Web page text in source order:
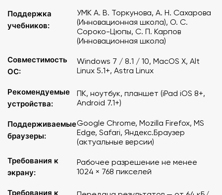
Операционная система: на персональном компьютере
или ноутбуке в браузере - Windows 7/8.1/10, MacOS X,
Alt Linux 5.1 и выше, Astra Linux, на планшетном
устройстве iPad - iOS 8 и выше, на планшетном
устройстве ОС Android - Android 7.1 и выше.
Браузеры: MS Edge, Google Chrome, Mozilla Firefox,
Safari, Яндекс.Браузер современных версий.
Минимальные требования к компьютерному
оборудованию
рабочее разрешение экрана 1024 × 768, клавиатура,
мышь или иное указательное устройство.
Интернет-соединение: в расчете на одно подключение
Поддержка
учебников:
УМК А. В. Торкунова, А. Н. Сахарова
(Инновационная школа), О. С.
Сороко-Цюпы, С. П. Карпов
(Инновационная школа)
Совместимость
ОС:
Windows 7 / 8.1 / 10, MacOS X, Alt
Linux 5.1+, Astra Linux
Рекомендуемые
устройства:
ПК, ноутбук, планшет (iPad iOS 8+,
Android 7.1+)
Поддерживаемые
браузеры:
Google Chrome, Mozilla Firefox, MS
Edge, Safari, Яндекс.Браузер
(актуальные версии)
Требования к
экрану:
Рабочее разрешение не менее
1024 × 768 пикселей
Требования к